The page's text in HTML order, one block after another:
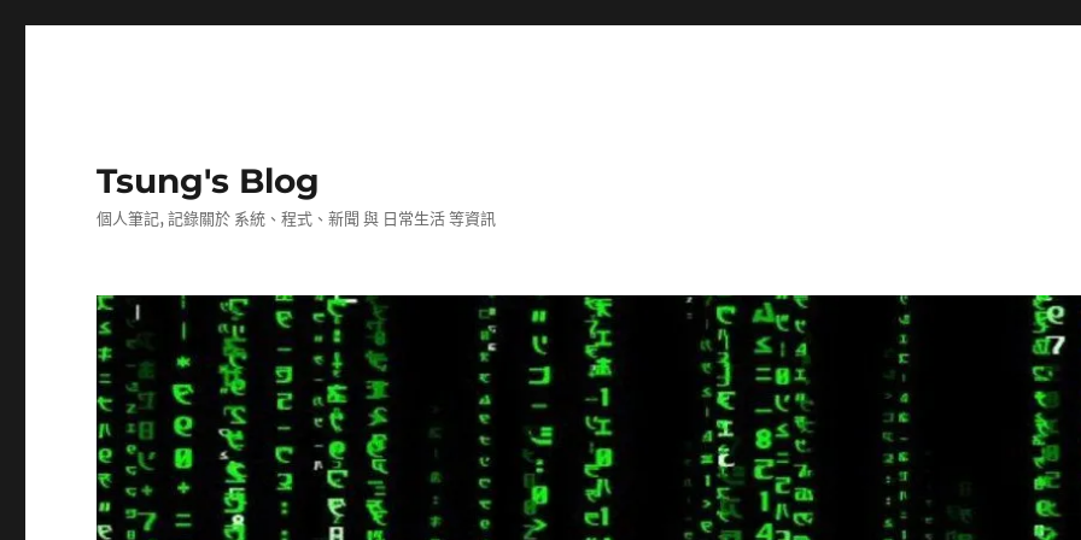
Tsung's Blog
個人筆記, 記錄關於 系統、程式、新聞 與 日常生活 等資訊